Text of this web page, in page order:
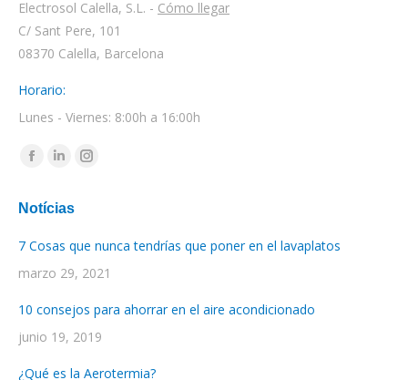
Electrosol Calella, S.L. - Cómo llegar
C/ Sant Pere, 101
08370 Calella, Barcelona
Horario:
Lunes - Viernes: 8:00h a 16:00h
Encuéntranos en:
Facebook
opens
window
Linkedin
opens
window
Instagram
Notícias
7 Cosas que nunca tendrías que poner en el lavaplatos
marzo 29, 2021
10 consejos para ahorrar en el aire acondicionado
junio 19, 2019
¿Qué es la Aerotermia?